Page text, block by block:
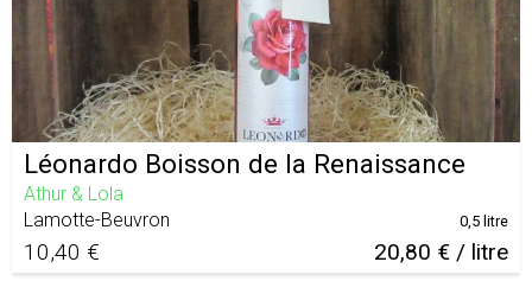
Léonardo Boisson de la Renaissance
Athur & Lola
Lamotte-Beuvron
10,40 € 20,80 € / litre
0,5 litre